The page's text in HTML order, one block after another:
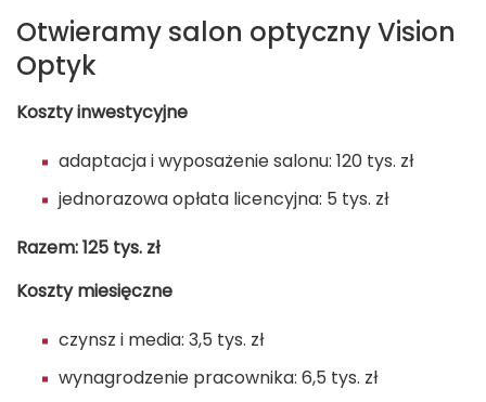
Otwieramy salon optyczny Vision
Optyk
Koszty inwestycyjne
adaptacja i wyposażenie salonu: 120 tys. zł
jednorazowa opłata licencyjna: 5 tys. zł
Razem: 125 tys. zł
Koszty miesięczne
czynsz i media: 3,5 tys. zł
wynagrodzenie pracownika: 6,5 tys. zł